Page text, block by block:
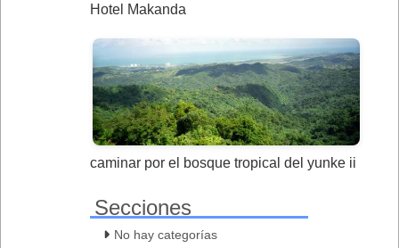
Hotel Makanda
caminar por el bosque tropical del yunke ii
Secciones
No hay categorías